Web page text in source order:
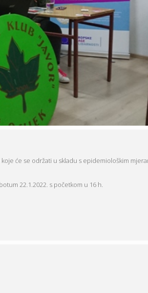
će se održati u skladu s epidemiološkim
22.1.2022. s početkom u 16 h.